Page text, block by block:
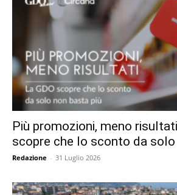
Più promozioni, meno
scopre che lo sconto da solo
Redazione - 31 Luglio 2026